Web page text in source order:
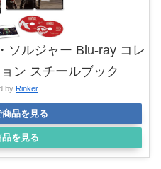
ソルジャー Blu-ray コレ
ン スチールブック
by Rinker
品を見る
を見る